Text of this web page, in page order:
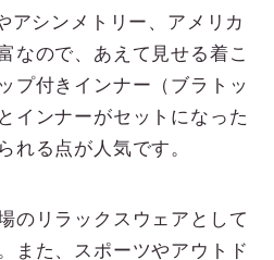
アシンメトリー、アメリカ
なので、あえて見せる着こ
プ付きインナー（ブラトッ
インナーがセットになった
れる点が人気です。
のリラックスウェアとして
また、スポーツやアウトド